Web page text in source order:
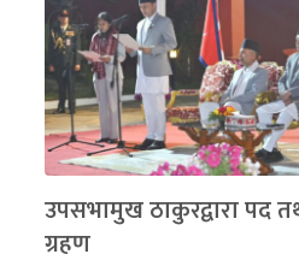
उपसभामुख ठाकुरद्वारा पद
ग्रहण